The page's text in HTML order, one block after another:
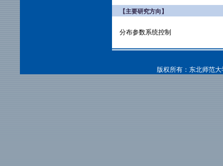
【主要研究方向】
分布参数系统控制
版权所有：东北师范